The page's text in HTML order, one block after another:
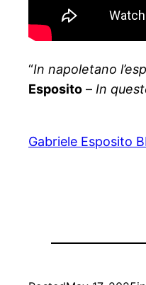
“In napoletano
Esposito – In
Gabriele Esposito